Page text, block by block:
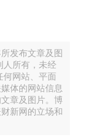
的理解，认为现实
是一种只有佛教才
槃只有在佛教经典
能达成。
发布文章及图
人所有，未经
何网站、平面
体的网站信息
章及图片。博
新网的立场和